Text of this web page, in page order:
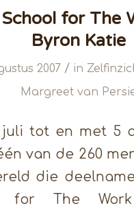
for The
Byron Katie
2007 / in
Margreet van
juli tot en met 5
van de 260
die
for The